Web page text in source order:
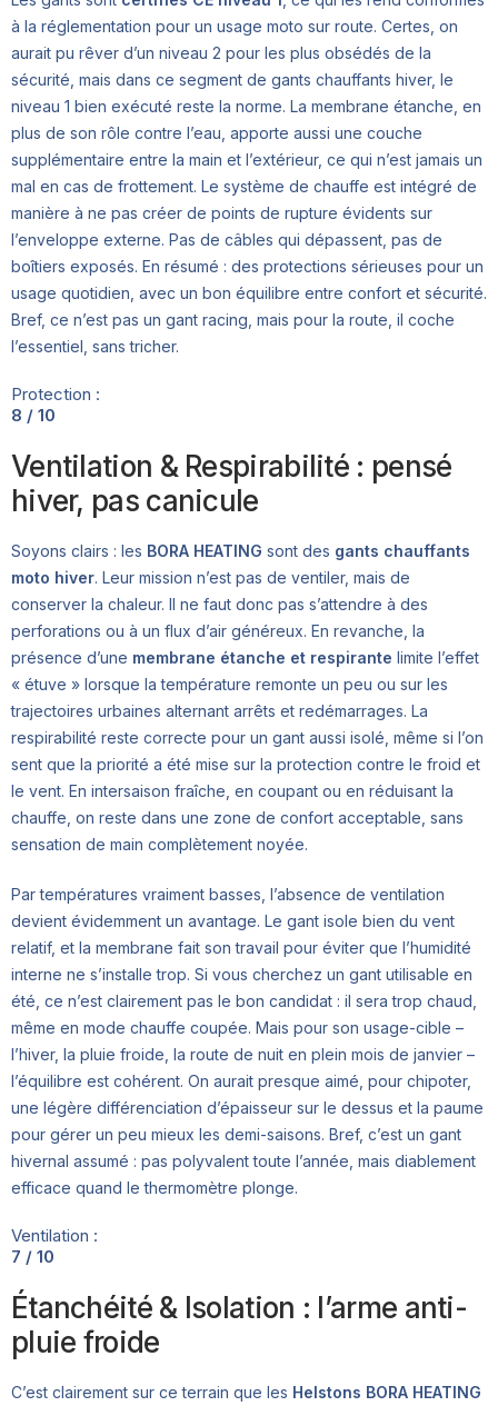
à la réglementation pour un usage moto sur route. Certes, on
aurait pu rêver d’un niveau 2 pour les plus obsédés de la
sécurité, mais dans ce segment de gants chauffants hiver, le
niveau 1 bien exécuté reste la norme. La membrane étanche, en
plus de son rôle contre l’eau, apporte aussi une couche
supplémentaire entre la main et l’extérieur, ce qui n’est jamais un
mal en cas de frottement. Le système de chauffe est intégré de
manière à ne pas créer de points de rupture évidents sur
l’enveloppe externe. Pas de câbles qui dépassent, pas de
boîtiers exposés. En résumé : des protections sérieuses pour un
usage quotidien, avec un bon équilibre entre confort et sécurité.
Bref, ce n’est pas un gant racing, mais pour la route, il coche
l’essentiel, sans tricher.
Protection :
8 / 10
Ventilation & Respirabilité : pensé
hiver, pas canicule
Soyons clairs : les BORA HEATING sont des gants chauffants
moto hiver. Leur mission n’est pas de ventiler, mais de
conserver la chaleur. Il ne faut donc pas s’attendre à des
perforations ou à un flux d’air généreux. En revanche, la
présence d’une membrane étanche et respirante limite l’effet
« étuve » lorsque la température remonte un peu ou sur les
trajectoires urbaines alternant arrêts et redémarrages. La
respirabilité reste correcte pour un gant aussi isolé, même si l’on
sent que la priorité a été mise sur la protection contre le froid et
le vent. En intersaison fraîche, en coupant ou en réduisant la
chauffe, on reste dans une zone de confort acceptable, sans
sensation de main complètement noyée.
Par températures vraiment basses, l’absence de ventilation
devient évidemment un avantage. Le gant isole bien du vent
relatif, et la membrane fait son travail pour éviter que l’humidité
interne ne s’installe trop. Si vous cherchez un gant utilisable en
été, ce n’est clairement pas le bon candidat : il sera trop chaud,
même en mode chauffe coupée. Mais pour son usage-cible –
l’hiver, la pluie froide, la route de nuit en plein mois de janvier –
l’équilibre est cohérent. On aurait presque aimé, pour chipoter,
une légère différenciation d’épaisseur sur le dessus et la paume
pour gérer un peu mieux les demi-saisons. Bref, c’est un gant
hivernal assumé : pas polyvalent toute l’année, mais diablement
efficace quand le thermomètre plonge.
Ventilation :
7 / 10
Étanchéité & Isolation : l’arme anti-
pluie froide
C’est clairement sur ce terrain que les Helstons BORA HEATING